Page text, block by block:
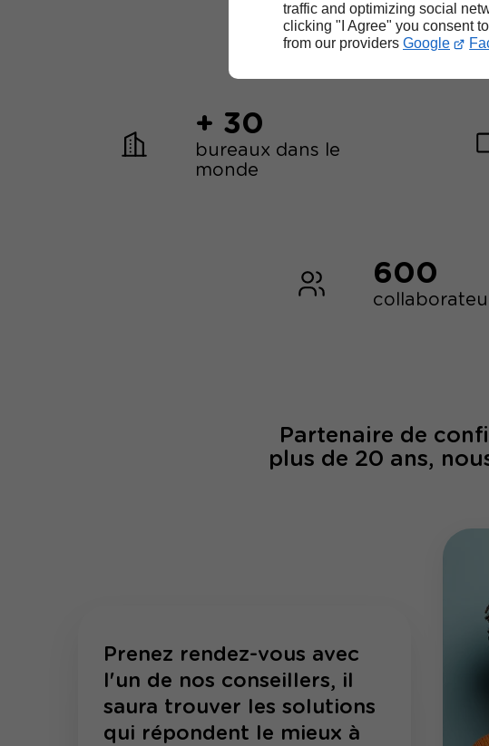
traffic and optimizing social
clicking "I Agree" you consent
from our providers Google
+ 30
bureaux dans le
monde
600
Partenaire de
plus de 20 ans,
Prenez rendez-vous avec
l'un de nos conseillers, il
saura trouver les solutions
qui répondent le mieux à